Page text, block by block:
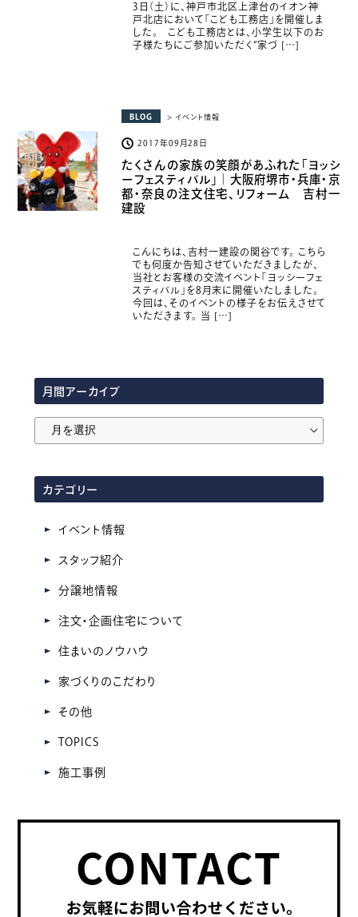
3日（土）に、神戸市北区上津台のイオン神
戸北店において「こども工務店」を開催しま
した。 こども工務店とは、小学生以下のお
子様たちにご参加いただく“家づ […]
BLOG > イベント情報
2017年09月28日
たくさんの家族の笑顔があふれた「ヨッシ
ーフェスティバル」｜大阪府堺市・兵庫・京
都・奈良の注文住宅、リフォーム 吉村一
建設
こんにちは、吉村一建設の関谷です。 こちら
でも何度か告知させていただきましたが、
当社とお客様の交流イベント「ヨッシーフェ
スティバル」を8月末に開催いたしました。
今回は、そのイベントの様子をお伝えさせて
いただきます。 当 […]
月間アーカイブ
ア
ー
カ
イ
カテゴリー
イベント情報
スタッフ紹介
分譲地情報
注文・企画住宅について
住まいのノウハウ
家づくりのこだわり
その他
TOPICS
施工事例